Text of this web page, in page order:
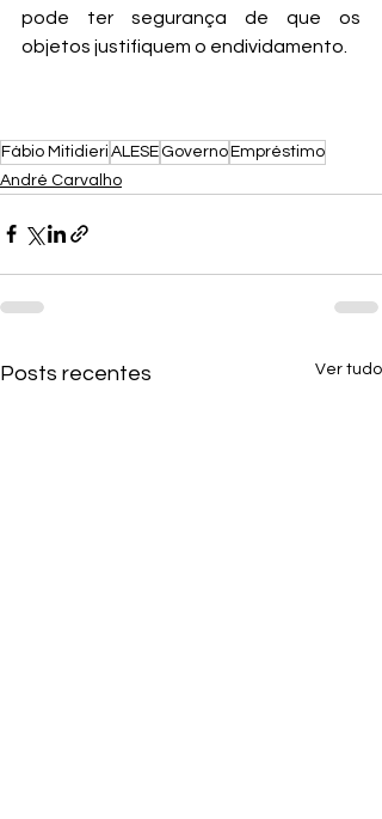
pode ter segurança de que os
objetos justifiquem o endividamento.
Fábio Mitidieri ALESE GovernoEmpréstimo
André Carvalho
Posts recentes Ver tudo